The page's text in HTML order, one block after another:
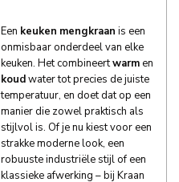
Een keuken mengkraan is een
onmisbaar onderdeel van elke
keuken. Het combineertwarmen
koudwater tot precies de juiste
temperatuur, en doet dat op een
manier die zowel praktisch als
stijlvol is. Of je nu kiest voor een
strakke moderne look, een
robuuste industriële stijl of een
klassieke afwerking – bij Kraan